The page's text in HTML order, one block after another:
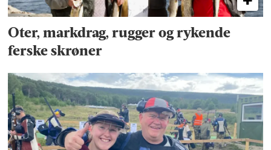
Oter, markdrag, rugger og rykende
ferske skrøner